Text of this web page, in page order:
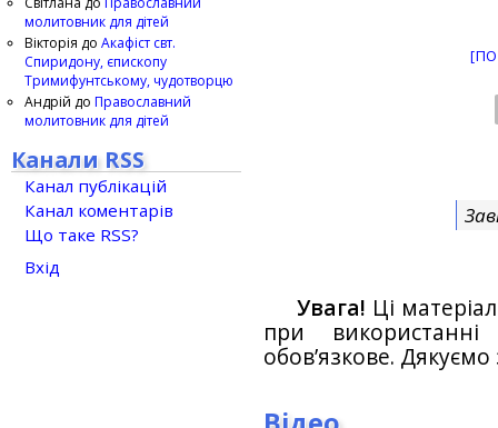
Увага! Ці
при
обов’язкове.
молитовник для дітей
Вікторія до Акафіст свт.
Спиридону, єпископу
Тримифунтському, чудотворцю
Андрій до Православний
молитовник для дітей
Канали RSS
Канал публікацій
Канал коментарів
Що таке RSS?
Вхід